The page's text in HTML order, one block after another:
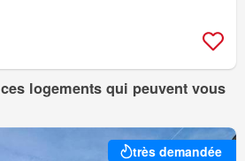
logements qui peuvent vous
très demandée